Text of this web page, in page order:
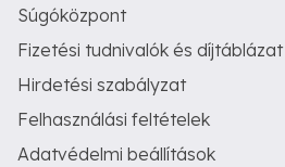
Súgóközpont
Fizetési tudnivalók és díjtáblázat
Hirdetési szabályzat
Felhasználási feltételek
Adatvédelmi beállítások